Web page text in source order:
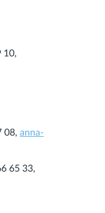
10,
08, anna-
65 33,